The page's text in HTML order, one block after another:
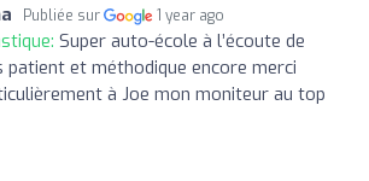
Publiée sur 1 year ago
Super auto-école à l’écoute de
et méthodique encore merci
à Joe mon moniteur au top